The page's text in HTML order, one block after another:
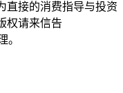
直接的消费指导与投资
权请来信告
。